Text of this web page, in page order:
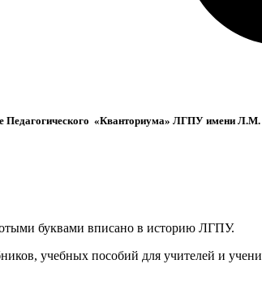
Педагогического «Кванториума» ЛГПУ имени
буквами вписано в историю ЛГПУ.
учебных пособий для учителей и